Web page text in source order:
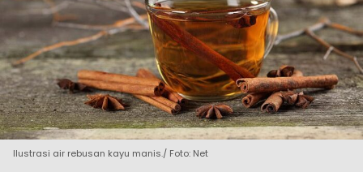
Ilustrasi air rebusan kayu manis./ Foto: Net